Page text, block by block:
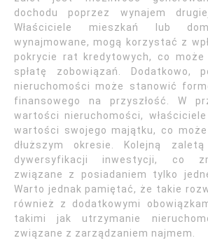
dochodu poprzez wynajem
Właściciele mieszkań lub
wynajmowane, mogą korzystać z
pokrycie rat kredytowych, co może
spłatę zobowiązań. Dodatkowo,
nieruchomości może stanowić
finansowego na przyszłość. W
wartości nieruchomości,
wartości swojego majątku, co
dłuższym okresie. Kolejną
dywersyfikacji inwestycji, co
związane z posiadaniem tylko
Warto jednak pamiętać, że takie
również z dodatkowymi
takimi jak utrzymanie
związane z zarządzaniem najmem.